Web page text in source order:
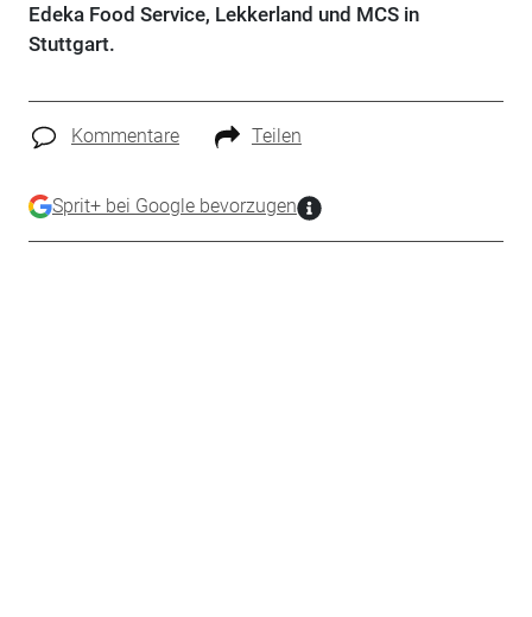
Edeka Food Service, Lekkerland und MCS in
Stuttgart.
Kommentare Teilen
Sprit+ bei Google bevorzugen